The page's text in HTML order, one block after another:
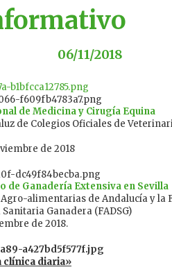
06/11/2018
de Medicina y Cirugía Equina
de Colegios Oficiales de
de 2018
de Ganadería Extensiva en Sevilla
alimentarias de Andalucía y la
Ganadera (FADSG)
de 2018.
clínica diaria»